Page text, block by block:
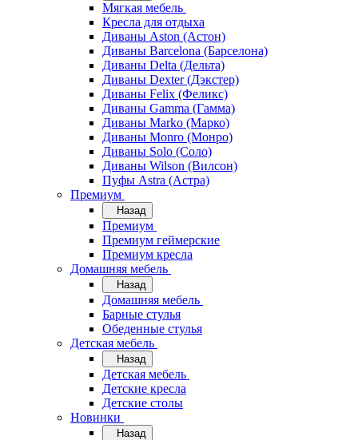
Мягкая мебель
Кресла для отдыха
Диваны Aston (Астон)
Диваны Barcelona (Барселона)
Диваны Delta (Дельта)
Диваны Dexter (Дэкстер)
Диваны Felix (Феликс)
Диваны Gamma (Гамма)
Диваны Marko (Марко)
Диваны Monro (Монро)
Диваны Solo (Соло)
Диваны Wilson (Вилсон)
Пуфы Astra (Астра)
Премиум
Назад
Премиум
Премиум геймерские
Премиум кресла
Домашняя мебель
Назад
Домашняя мебель
Барные стулья
Обеденные стулья
Детская мебель
Назад
Детская мебель
Детские кресла
Детские столы
Новинки
Назад